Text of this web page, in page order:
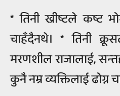
* तिनी ख्रीष्टले कष्ट
चाहँदैनथे। * तिनी
मरणशील राजालाई,
कुनै नम्र व्यक्तिलाई ढोग्न